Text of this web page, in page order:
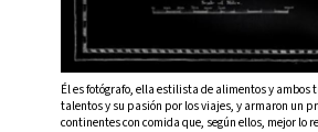
Él es fotógrafo, ella estilista de alimentos y
talentos y su pasión por los viajes, y armaron un
continentes con comida que, según ellos, mejor lo